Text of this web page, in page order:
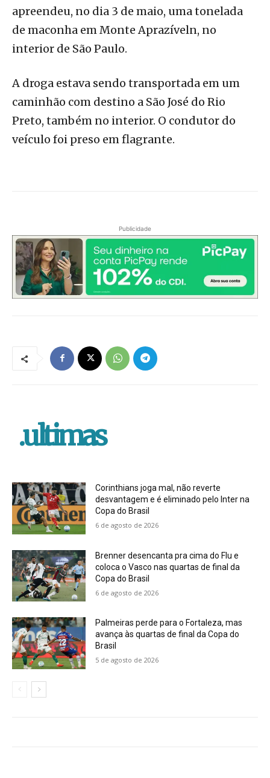
apreendeu, no dia 3 de maio, uma tonelada
de maconha em Monte Aprazíveln, no
interior de São Paulo.
A droga estava sendo transportada em um
caminhão com destino a São José do Rio
Preto, também no interior. O condutor do
veículo foi preso em flagrante.
Publicidade
.ultimas
Corinthians joga mal, não reverte
desvantagem e é eliminado pelo Inter na
Copa do Brasil
6 de agosto de 2026
Brenner desencanta pra cima do Flu e
coloca o Vasco nas quartas de final da
Copa do Brasil
6 de agosto de 2026
Palmeiras perde para o Fortaleza, mas
avança às quartas de final da Copa do
Brasil
5 de agosto de 2026